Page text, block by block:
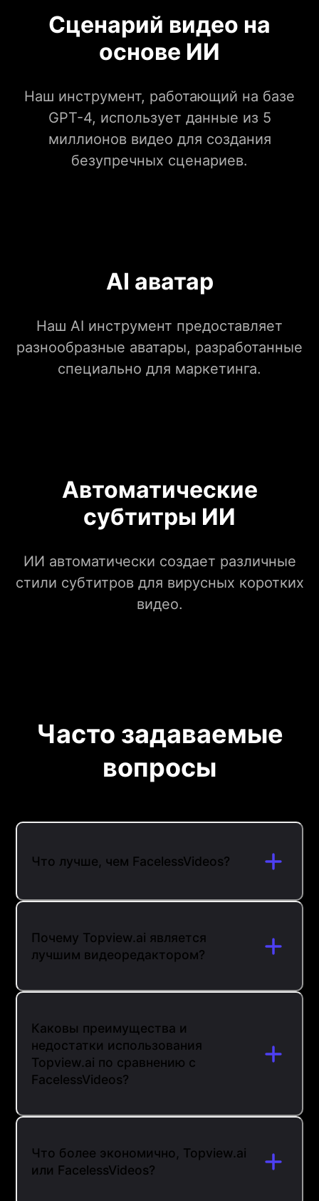
Сценарий видео на
основе ИИ
Наш инструмент, работающий на базе
GPT-4, использует данные из 5
миллионов видео для создания
безупречных сценариев.
AI аватар
Наш AI инструмент предоставляет
разнообразные аватары, разработанные
специально для маркетинга.
Автоматические
субтитры ИИ
ИИ автоматически создает различные
стили субтитров для вирусных коротких
видео.
Часто задаваемые
вопросы
Что лучше, чем FacelessVideos?
Почему Topview.ai является
лучшим видеоредактором?
Каковы преимущества и
недостатки использования
Topview.ai по сравнению с
FacelessVideos?
Что более экономично, Topview.ai
или FacelessVideos?